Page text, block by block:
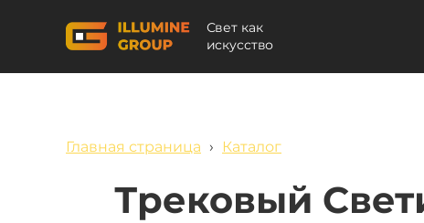
Свет как
искусство
Главная страница › Каталог
Трековый